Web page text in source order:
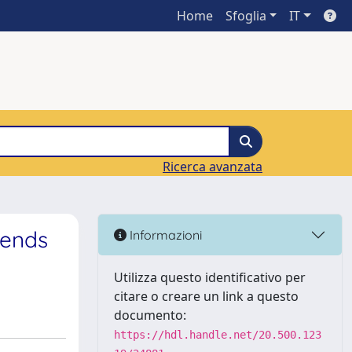
Home Sfoglia IT
Ricerca avanzata
Informazioni
Utilizza questo identificativo per
citare o creare un link a questo
documento:
https://hdl.handle.net/20.500.123